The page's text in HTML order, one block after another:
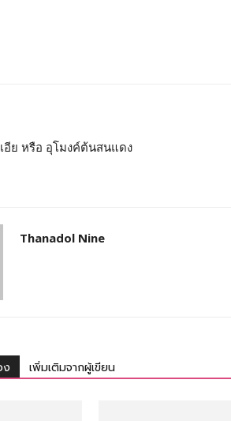
อีย หรือ อุโมงค์ต้นสนแดง
Thanadol Nine
ง เพิ่มเติมจากผู้เขียน